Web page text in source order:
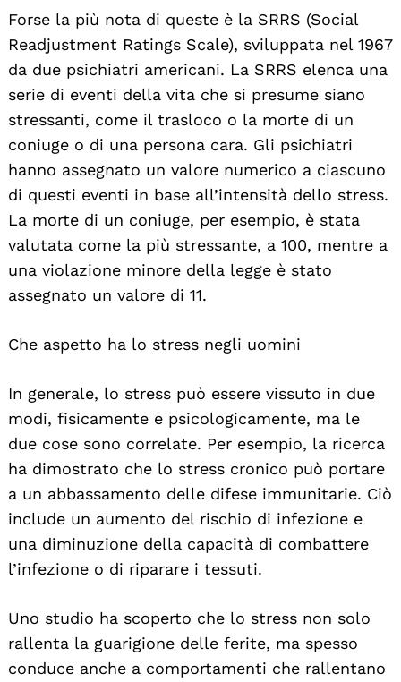
Forse la più nota di queste è la SRRS (Social
Readjustment Ratings Scale), sviluppata nel 1967
da due psichiatri americani. La SRRS elenca una
serie di eventi della vita che si presume siano
stressanti, come il trasloco o la morte di un
coniuge o di una persona cara. Gli psichiatri
hanno assegnato un valore numerico a ciascuno
di questi eventi in base all’intensità dello stress.
La morte di un coniuge, per esempio, è stata
valutata come la più stressante, a 100, mentre a
una violazione minore della legge è stato
assegnato un valore di 11.
Che aspetto ha lo stress negli uomini
In generale, lo stress può essere vissuto in due
modi, fisicamente e psicologicamente, ma le
due cose sono correlate. Per esempio, la ricerca
ha dimostrato che lo stress cronico può portare
a un abbassamento delle difese immunitarie. Ciò
include un aumento del rischio di infezione e
una diminuzione della capacità di combattere
l’infezione o di riparare i tessuti.
Uno studio ha scoperto che lo stress non solo
rallenta la guarigione delle ferite, ma spesso
conduce anche a comportamenti che rallentano